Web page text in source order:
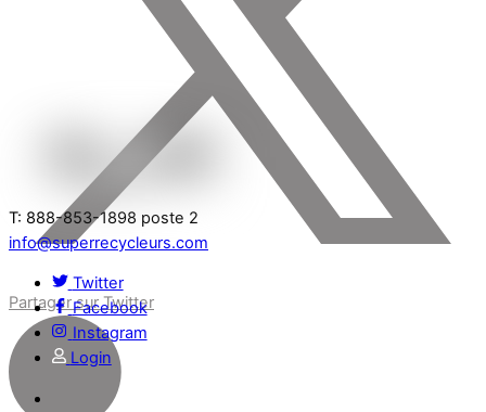
Partager sur Twitter
T: 888-853-1898 poste 2
info@superrecycleurs.com
Twitter
Facebook
Instagram
Login